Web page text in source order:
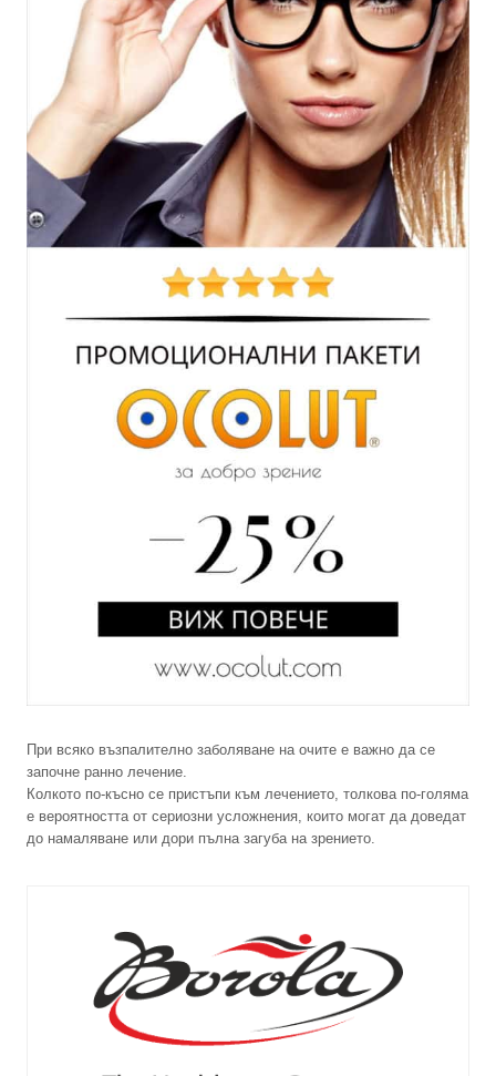
При всяко възпалително заболяване на очите е важно да се
започне ранно лечение.
Колкото по-късно се пристъпи към лечението, толкова по-голяма
е вероятността от сериозни усложнения, които могат да доведат
до намаляване или дори пълна загуба на зрението.